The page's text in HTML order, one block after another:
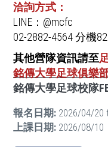
洽詢方式：
LINE：@mcfc
02-2882-4564 分機
其他營隊資訊請至
銘傳大學足球俱樂
銘傳大學足球校隊
報名日期: 2026/04/20
上課日期: 2026/08/10